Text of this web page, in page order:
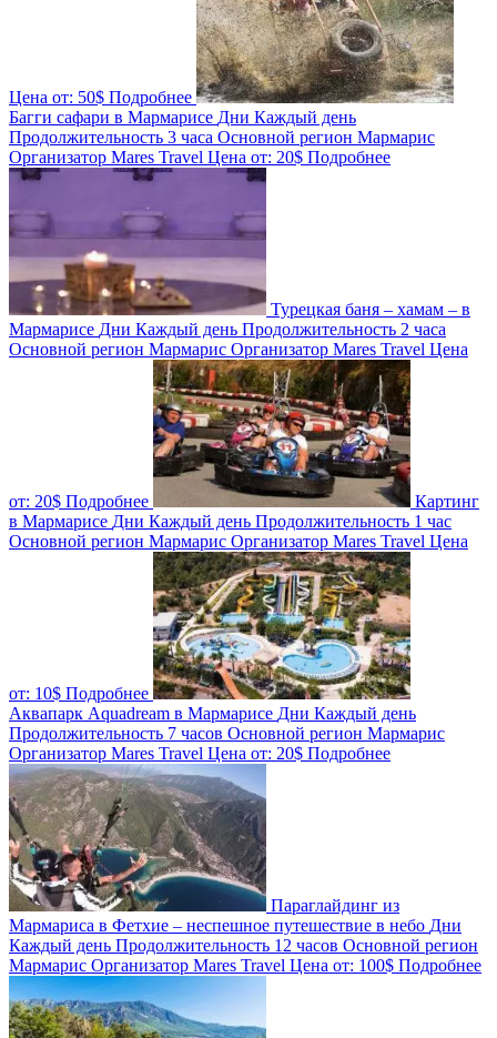
Цена от: 50$ Подробнее
Багги сафари в Мармарисе Дни Каждый день
Продолжительность 3 часа Основной регион Мармарис
Организатор Mares Travel Цена от: 20$ Подробнее
Турецкая баня – хамам – в
Мармарисе Дни Каждый день Продолжительность 2 часа
Основной регион Мармарис Организатор Mares Travel Цена
от: 20$ Подробнее
Картинг
в Мармарисе Дни Каждый день Продолжительность 1 час
Основной регион Мармарис Организатор Mares Travel Цена
от: 10$ Подробнее
Аквапарк Aquadream в Мармарисе Дни Каждый день
Продолжительность 7 часов Основной регион Мармарис
Организатор Mares Travel Цена от: 20$ Подробнее
Параглайдинг из
Мармариса в Фетхие – неспешное путешествие в небо Дни
Каждый день Продолжительность 12 часов Основной регион
Мармарис Организатор Mares Travel Цена от: 100$ Подробнее